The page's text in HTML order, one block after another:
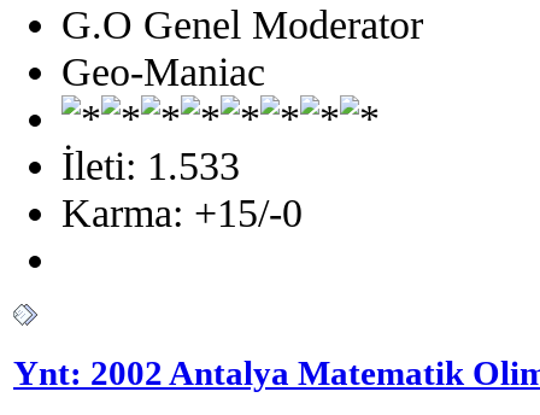
G.O Genel Moderator
Geo-Maniac
İleti: 1.533
Karma: +15/-0
Ynt: 2002 Antalya Matematik